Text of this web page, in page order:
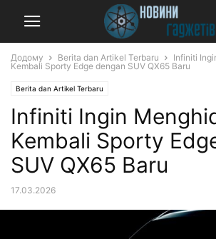
Додому Berita dan Artikel Terbaru
Infiniti
Kembali Sporty Edge dengan SUV QX65 Baru
Berita dan Artikel Terbaru
Infiniti Ingin
Kembali Sporty
SUV QX65 Baru
17.03.2026